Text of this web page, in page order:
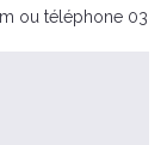
ou téléphone 03